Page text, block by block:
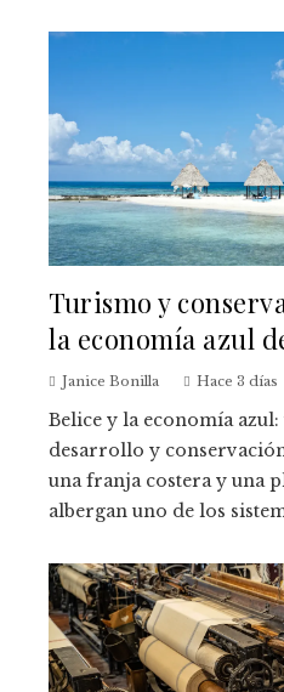
Turismo y
la economía azul
Janice Bonilla Hace 3 días
Belice y la economía
desarrollo y
una franja costera y una
albergan uno de los